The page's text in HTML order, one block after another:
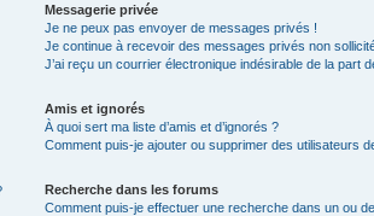
Messagerie privée
Je ne peux pas envoyer de messages privés !
Je continue à recevoir des messages privés non
J’ai reçu un courrier électronique indésirable de la part
Amis et ignorés
À quoi sert ma liste d’amis et d’ignorés ?
Comment puis-je ajouter ou supprimer des utilisateurs
Recherche dans les forums
Comment puis-je effectuer une recherche dans un ou